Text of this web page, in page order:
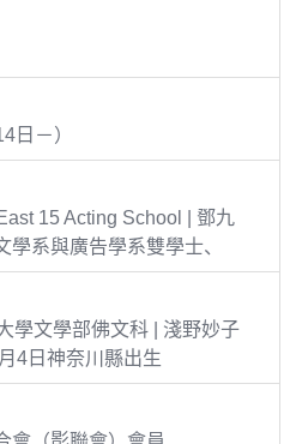
日－）
15 Acting School | 鄧九
系與廣告學系雙學士、
學文學部佛文科 | 淺野妙子
4日神奈川縣出生